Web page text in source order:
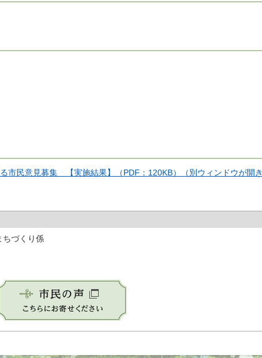
市民意見募集 【実施結果】（PDF：120KB）（別ウィンドウが開き
ちづくり係